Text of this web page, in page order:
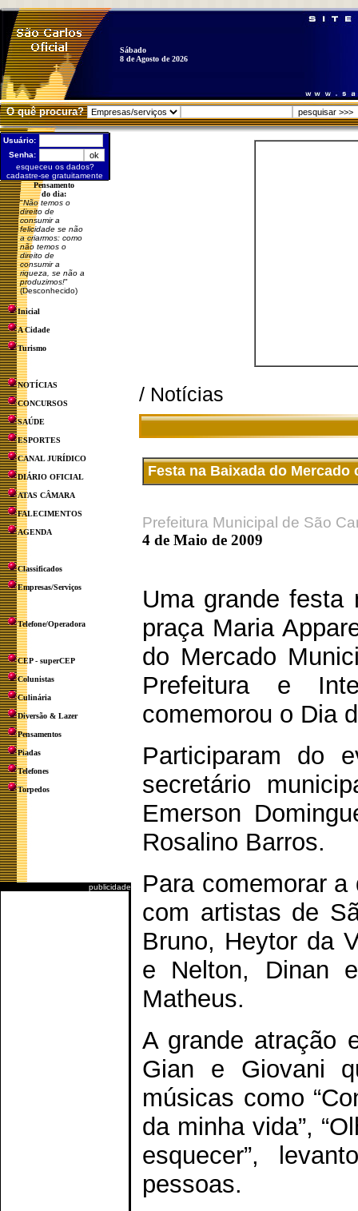
Sábado
8 de Agosto de 2026
O quê procura?
Usuário:
Senha:
esqueceu os dados?
cadastre-se gratuitamente
Pensamento
do dia:
"Não temos o
direito de
consumir a
felicidade se não
a criarmos: como
não temos o
direito de
consumir a
riqueza, se não a
produzimos!"
(Desconhecido)
Inicial
A Cidade
Turismo
NOTÍCIAS
CONCURSOS
SAÚDE
ESPORTES
CANAL JURÍDICO
DIÁRIO OFICIAL
ATAS CÂMARA
FALECIMENTOS
AGENDA
Classificados
Empresas/Serviços
Telefone/Operadora
CEP - superCEP
Colunistas
Culinária
Diversão & Lazer
Pensamentos
Piadas
Telefones
Torpedos
publicidade
/ Notícias
Festa na Baixada do
Prefeitura Municipal de São
4 de Maio de 2009
Uma grande festa
praça Maria
do Mercado
Prefeitura e
comemorou o Dia
Participaram do
secretário
Emerson
Rosalino Barros.
Para comemorar
com artistas de
Bruno, Heytor da
e Nelton, Dinan
Matheus.
A grande atração
Gian e Giovani
músicas como
da minha vida”,
esquecer”,
pessoas.